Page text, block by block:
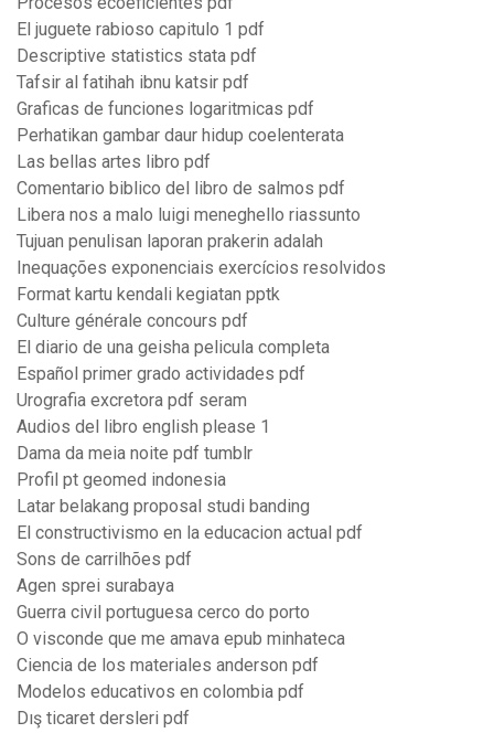
El juguete rabioso capitulo 1 pdf
Descriptive statistics stata pdf
Tafsir al fatihah ibnu katsir pdf
Graficas de funciones logaritmicas pdf
Perhatikan gambar daur hidup coelenterata
Las bellas artes libro pdf
Comentario biblico del libro de salmos pdf
Libera nos a malo luigi meneghello riassunto
Tujuan penulisan laporan prakerin adalah
Inequações exponenciais exercícios resolvidos
Format kartu kendali kegiatan pptk
Culture générale concours pdf
El diario de una geisha pelicula completa
Español primer grado actividades pdf
Urografia excretora pdf seram
Audios del libro english please 1
Dama da meia noite pdf tumblr
Profil pt geomed indonesia
Latar belakang proposal studi banding
El constructivismo en la educacion actual pdf
Sons de carrilhões pdf
Agen sprei surabaya
Guerra civil portuguesa cerco do porto
O visconde que me amava epub minhateca
Ciencia de los materiales anderson pdf
Modelos educativos en colombia pdf
Dış ticaret dersleri pdf